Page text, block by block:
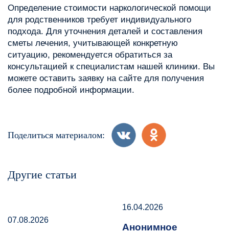
Определение стоимости наркологической помощи
для родственников требует индивидуального
подхода. Для уточнения деталей и составления
сметы лечения, учитывающей конкретную
ситуацию, рекомендуется обратиться за
консультацией к специалистам нашей клиники. Вы
можете оставить заявку на сайте для получения
более подробной информации.
Поделиться материалом:
Другие статьи
07.08.2026
16.04.2026
Анонимное